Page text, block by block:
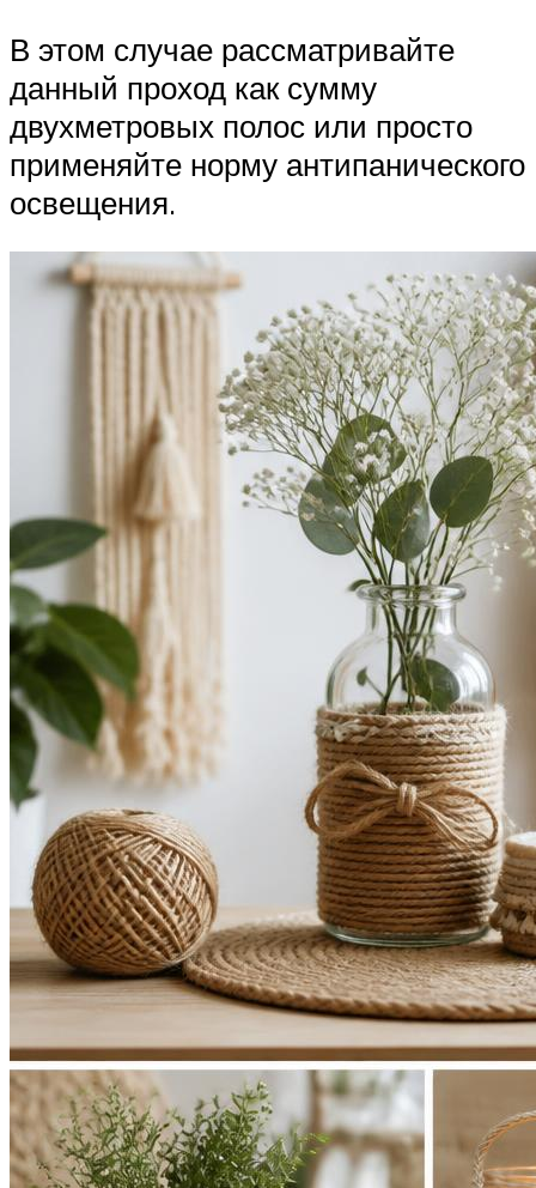
В этом случае рассматривайте
данный проход как сумму
двухметровых полос или просто
применяйте норму антипанического
освещения.